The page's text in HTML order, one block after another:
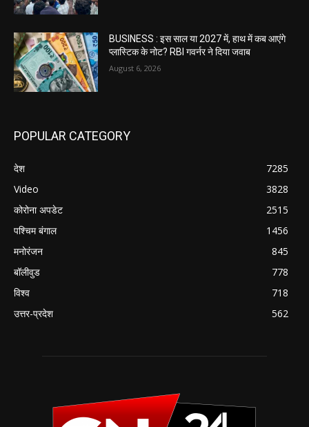
BUSINESS : इस साल या 2027 में, हाथ में कब आएंगे
प्लास्टिक के नोट? RBI गवर्नर ने दिया जवाब
August 6, 2026
POPULAR CATEGORY
देश
7285
Video
3828
कोरोना अपडेट
2515
पश्चिम बंगाल
1456
मनोरंजन
845
बॉलीवुड
778
विश्व
718
उत्तर-प्रदेश
562